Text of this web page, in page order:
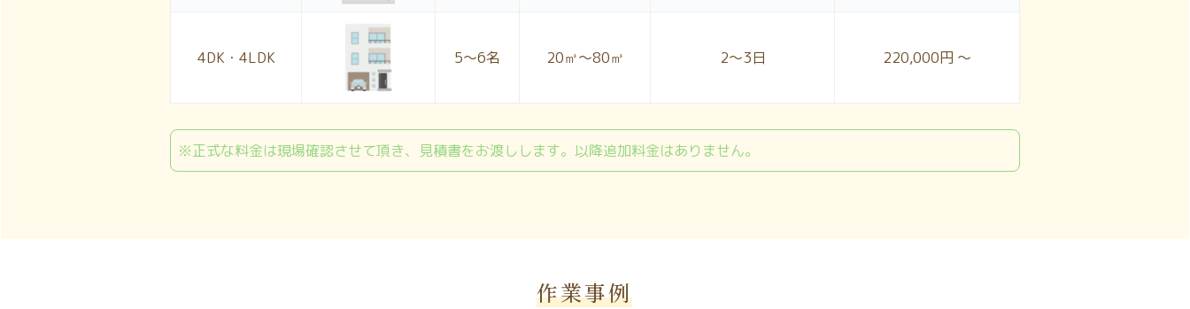
4DK・4LDK 5〜6名 20㎥～80㎥ 2〜3日 220,000円 ～
※正式な料金は現場確認させて頂き、見積書をお渡しします。以降追加料金はありません。
作業事例